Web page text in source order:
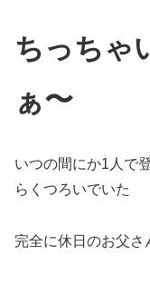
ちっちゃ
ぁ〜
いつの間にか1人で
らくつろいでいた
完全に休日のお父さ